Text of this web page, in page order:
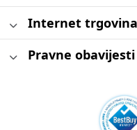
Internet trgovina
Pravne obavijesti